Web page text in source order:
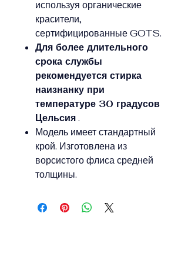
используя органические
красители,
сертифицированные GOTS.
Для более длительного
срока службы
рекомендуется стирка
наизнанку при
температуре 30 градусов
Цельсия.
Модель имеет стандартный
крой. Изготовлена из
ворсистого флиса средней
толщины.